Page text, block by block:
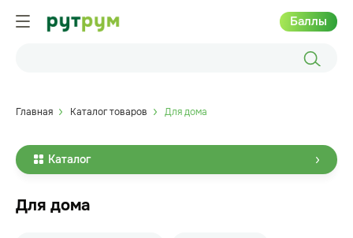
Баллы
Главная Каталог товаров Для дома
Каталог
Для дома